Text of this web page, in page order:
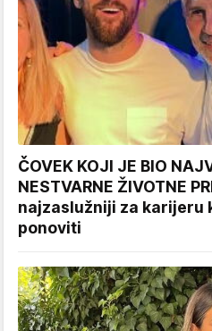
ČOVEK KOJI JE BIO
NESTVARNE ŽIVOTNE
najzaslužniji za karijeru
ponoviti